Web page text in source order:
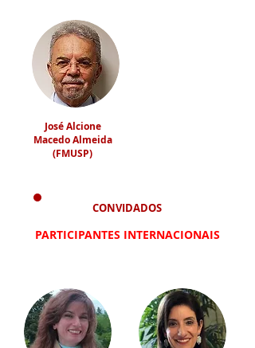
José Alcione
Macedo Almeida
(FMUSP)
CONVIDADOS
PARTICIPANTES INTERNACIONAIS